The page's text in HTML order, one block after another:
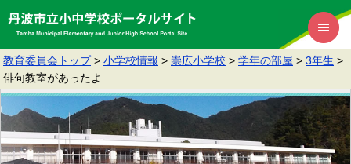
教育委員会トップ > 小学校情報 > 崇広小学校 > 学年の部屋 > 3年生 >
俳句教室があったよ